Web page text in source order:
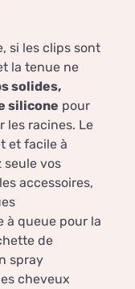
si les clips sont
la tenue ne
solides,
silicone pour
les racines. Le
et facile à
seule vos
accessoires,
à queue pour la
de
spray
cheveux